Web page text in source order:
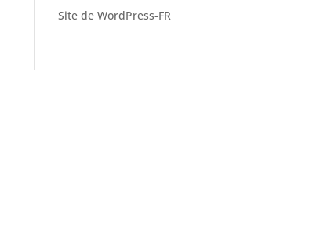
Site de WordPress-FR